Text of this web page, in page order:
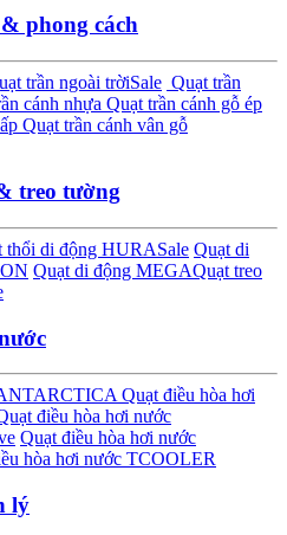
phong cách
trần ngoài trờiSale Quạt trần
cánh nhựa Quạt trần cánh gỗ ép
Quạt trần cánh vân gỗ
treo tường
thổi di động HURASale Quạt di
Quạt di động MEGAQuạt treo
Quạt điều hòa hơi
điều hòa hơi nước
Quạt điều hòa hơi nước
hòa hơi nước TCOOLER
lý